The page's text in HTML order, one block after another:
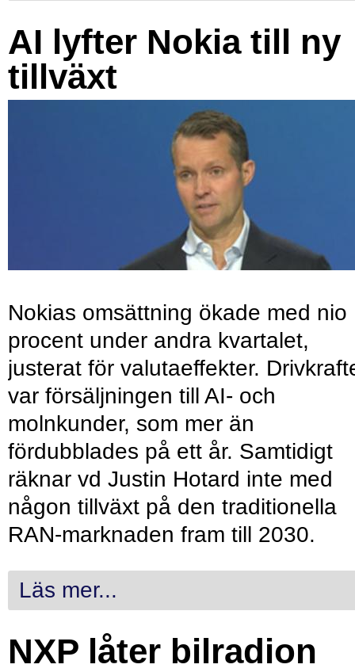
AI lyfter Nokia till ny
tillväxt
Nokias omsättning ökade med nio
procent under andra kvartalet,
justerat för valutaeffekter.
var försäljningen till AI- och
molnkunder, som mer än
fördubblades på ett år. Samtidigt
räknar vd Justin Hotard inte med
någon tillväxt på den traditionella
RAN-marknaden fram till 2030.
Läs mer...
NXP låter bilradion